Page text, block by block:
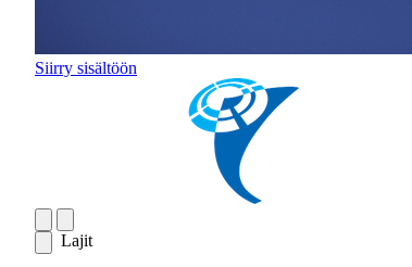
Siirry sisältöön
Lajit